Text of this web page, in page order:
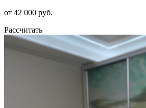
от 42 000 руб.
Рассчитать